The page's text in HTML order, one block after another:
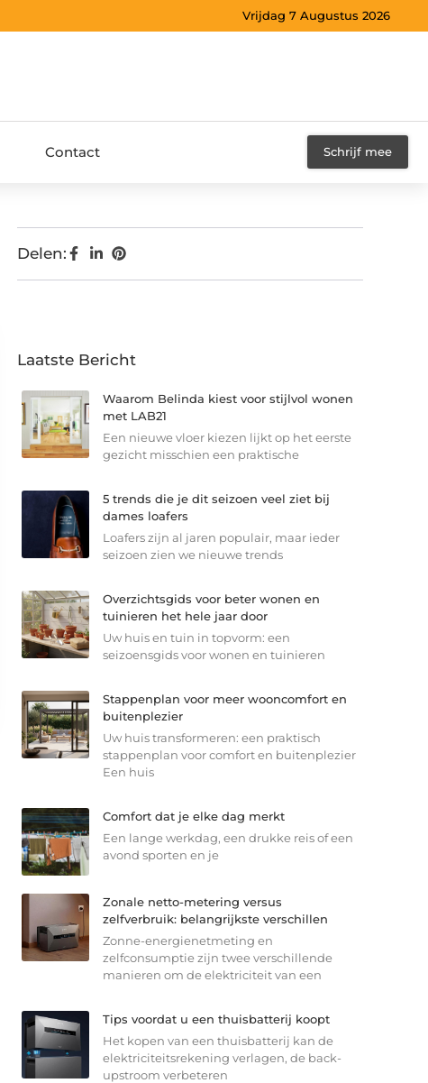
Vrijdag 7 Augustus 2026
Contact Schrijf mee
Delen:
Laatste Bericht
Waarom Belinda kiest voor stijlvol wonen
met LAB21
Een nieuwe vloer kiezen lijkt op het eerste
gezicht misschien een praktische
5 trends die je dit seizoen veel ziet bij
dames loafers
Loafers zijn al jaren populair, maar ieder
seizoen zien we nieuwe trends
Overzichtsgids voor beter wonen en
tuinieren het hele jaar door
Uw huis en tuin in topvorm: een
seizoensgids voor wonen en tuinieren
Stappenplan voor meer wooncomfort en
buitenplezier
Uw huis transformeren: een praktisch
stappenplan voor comfort en buitenplezier
Een huis
Comfort dat je elke dag merkt
Een lange werkdag, een drukke reis of een
avond sporten en je
Zonale netto-metering versus
zelfverbruik: belangrijkste verschillen
Zonne-energienetmeting en
zelfconsumptie zijn twee verschillende
manieren om de elektriciteit van een
Tips voordat u een thuisbatterij koopt
Het kopen van een thuisbatterij kan de
elektriciteitsrekening verlagen, de back-
upstroom verbeteren